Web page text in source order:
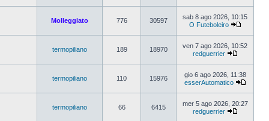
Molleggiato 776 30597
sab 8 ago 2026, 10:15
O Futeboleiro
termopiliano 189 18970
ven 7 ago 2026, 10:52
redguerrier
termopiliano 110 15976
gio 6 ago 2026, 11:38
esserAutomatico
termopiliano 66 6415
mer 5 ago 2026, 20:27
redguerrier